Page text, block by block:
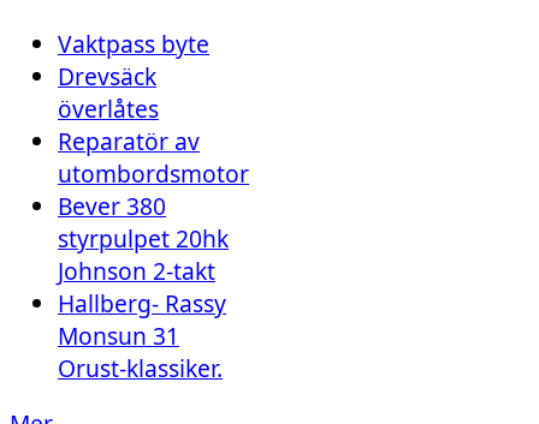
Vaktpass byte
Drevsäck
överlåtes
Reparatör av
utombordsmotor
Bever 380
styrpulpet 20hk
Johnson 2-takt
Hallberg- Rassy
Monsun 31
Orust-klassiker.